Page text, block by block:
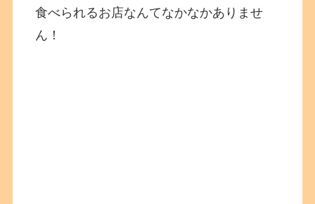
食べられるお店なんてなかなかありませ
ん！